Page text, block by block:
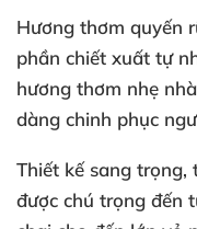
Hương thơm quyến
phần chiết xuất tự
hương thơm nhẹ
dàng chinh phục
Thiết kế sang trọng,
được chú trọng đến